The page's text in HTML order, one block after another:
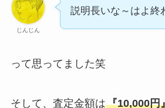
じんじん
説明長いな～はよ終
って思ってました笑
そして、査定金額は『10,000円